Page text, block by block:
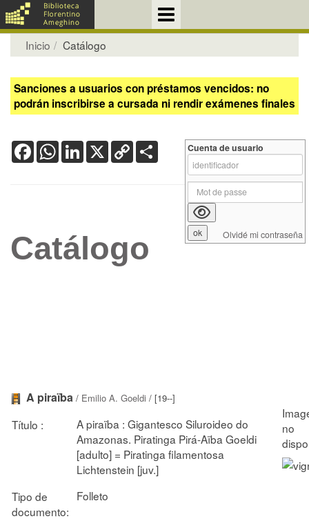
Inicio Catálogo
Sanciones a usuarios con préstamos vencidos: no
podrán inscribirse a cursada ni rendir exámenes finales
FacebookWhatsApp
LinkedIn
X Copy
Link
Catálogo
A piraïba / Emilio A. Goeldi / [19--]
Título :
A piraïba : Gigantesco Siluroideo do
Amazonas. Piratinga Pirá-Aïba Goeldi
[adulto] = Piratinga filamentosa
Lichtenstein [juv.]
Tipo de
documento:
Folleto
Cuenta de usuario
Olvidé mi contraseña